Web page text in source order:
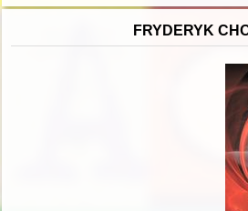
FRYDERYK